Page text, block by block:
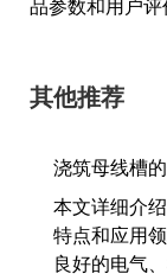
品参数和用户评
其他推荐
浇筑母线槽
本文详细介
特点和应用
良好的电气